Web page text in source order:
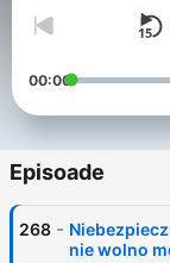
00:00
Episoade
268 -
nie wolno